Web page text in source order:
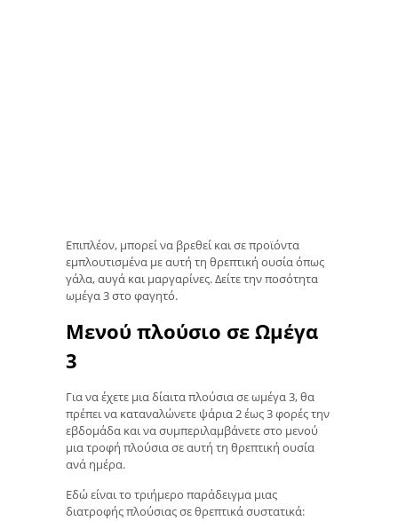
Επιπλέον, μπορεί να βρεθεί και σε προϊόντα
εμπλουτισμένα με αυτή τη θρεπτική ουσία όπως
γάλα, αυγά και μαργαρίνες. Δείτε την ποσότητα
ωμέγα 3 στο φαγητό.
Μενού πλούσιο σε Ωμέγα
3
Για να έχετε μια δίαιτα πλούσια σε ωμέγα 3, θα
πρέπει να καταναλώνετε ψάρια 2 έως 3 φορές την
εβδομάδα και να συμπεριλαμβάνετε στο μενού
μια τροφή πλούσια σε αυτή τη θρεπτική ουσία
ανά ημέρα.
Εδώ είναι το τριήμερο παράδειγμα μιας
διατροφής πλούσιας σε θρεπτικά συστατικά: